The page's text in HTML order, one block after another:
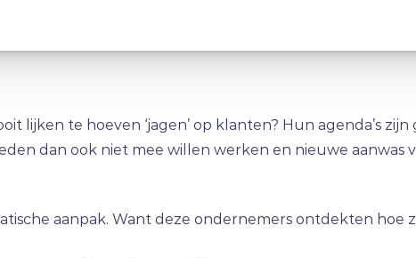
lijken te hoeven ‘jagen’ op klanten? Hun agenda’s
dan ook niet mee willen werken en nieuwe aanwas
aanpak. Want deze ondernemers ontdekten hoe